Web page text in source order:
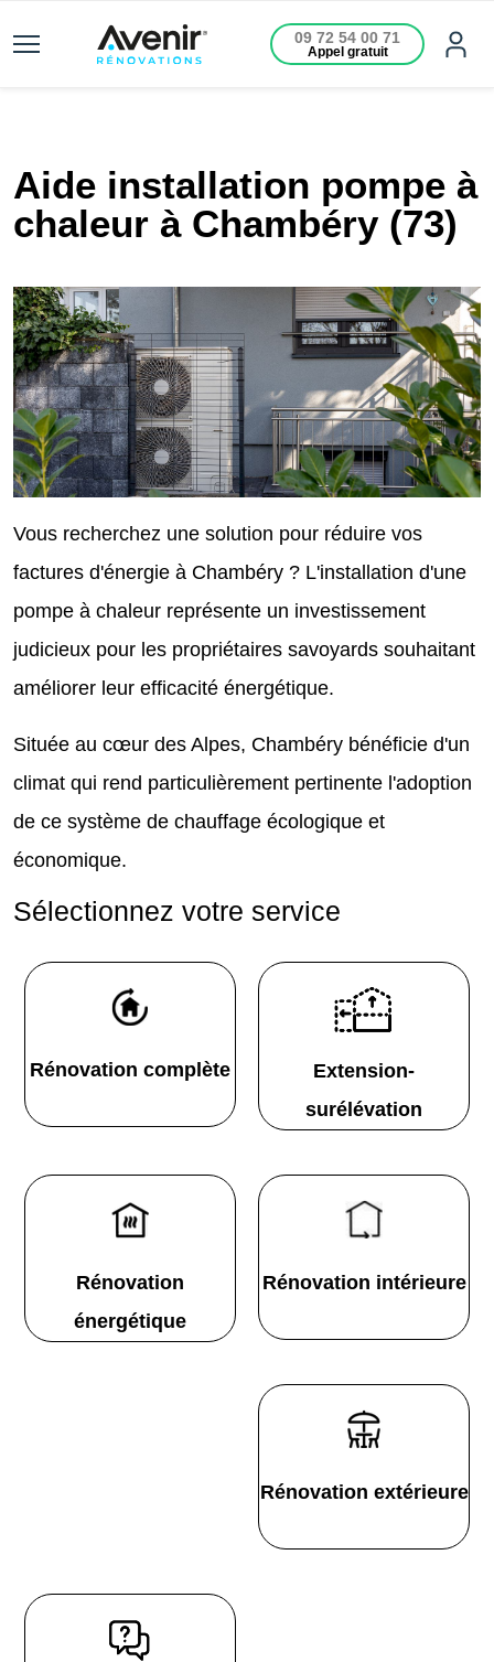
09 72 54 00 71
Appel gratuit
Aide installation pompe à
chaleur à Chambéry (73)
Vous recherchez une solution pour réduire vos
factures d'énergie à Chambéry ? L'installation d'une
pompe à chaleur représente un investissement
judicieux pour les propriétaires savoyards souhaitant
améliorer leur efficacité énergétique.
Située au cœur des Alpes, Chambéry bénéficie d'un
climat qui rend particulièrement pertinente l'adoption
de ce système de chauffage écologique et
économique.
Sélectionnez votre service
Rénovation complète
Extension-
surélévation
Rénovation
énergétique
Rénovation intérieure
Rénovation extérieure